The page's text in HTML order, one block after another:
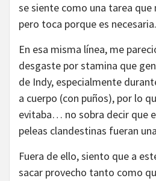
se siente como una tarea
pero toca porque es necesaria.
En esa misma línea, me
desgaste por stamina que
de Indy, especialmente
a cuerpo (con puños), por lo
evitaba… no sobra decir que
peleas clandestinas fueran
Fuera de ello, siento que a
sacar provecho tanto como